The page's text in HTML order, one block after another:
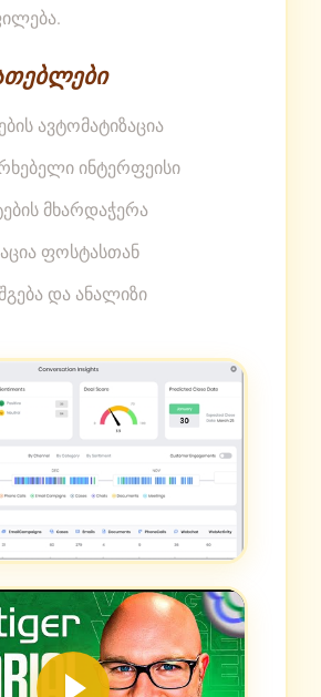
ავტომატიზაცია
ინტერფეისი
მხარდაჭერა
ფოსტასთან
და ანალიზი